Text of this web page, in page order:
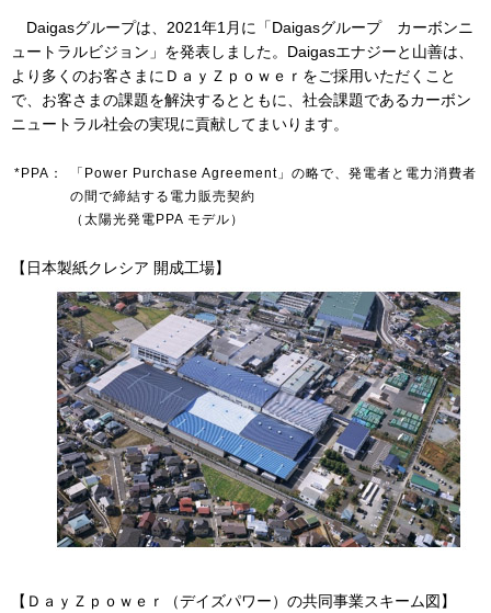
企業情報
ご家庭のお客さま
業務用・産業用のお客さま
お問い合わせ English
Daigasグループは、2021年1月に「Daigasグループ カーボンニ
ュートラルビジョン」を発表しました。Daigasエナジーと山善は、
より多くのお客さまにＤａｙＺｐｏｗｅｒをご採用いただくこと
で、お客さまの課題を解決するとともに、社会課題であるカーボン
ニュートラル社会の実現に貢献してまいります。
*PPA：
「Power Purchase Agreement」の略で、発電者と電力消費者
の間で締結する電力販売契約
（太陽光発電PPA モデル）
【日本製紙クレシア 開成工場】
【ＤａｙＺｐｏｗｅｒ（デイズパワー）の共同事業スキーム図】